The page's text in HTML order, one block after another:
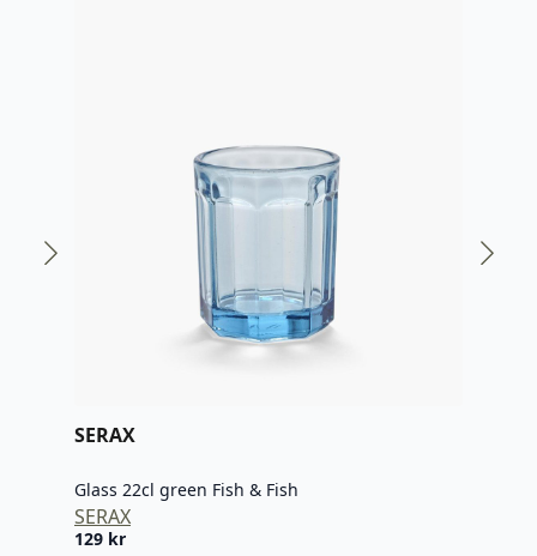
SERAX
Glass 22cl green Fish & Fish
SERAX
129 kr